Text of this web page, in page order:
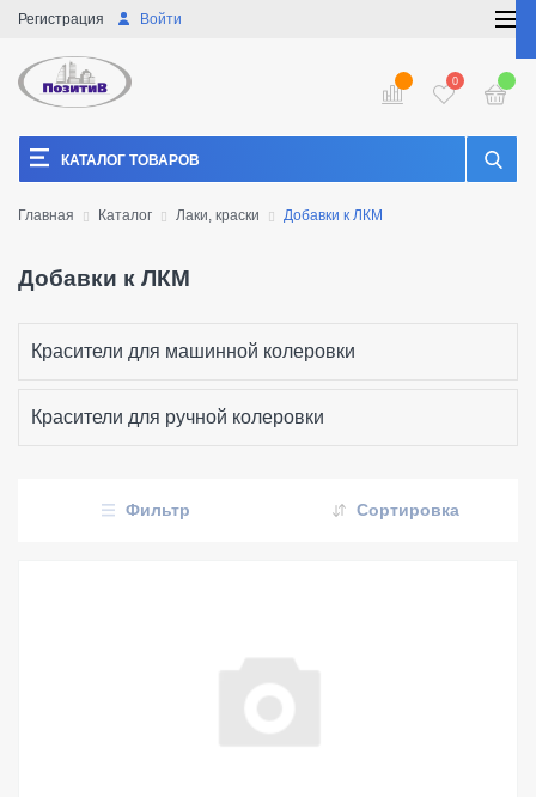
Войти
Регистрация
0
КАТАЛОГ ТОВАРОВ
Главная Каталог Лаки, краски Добавки к ЛКМ
Добавки к ЛКМ
Красители для машинной колеровки
Красители для ручной колеровки
Фильтр Сортировка